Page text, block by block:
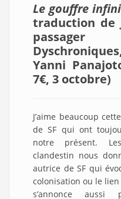
Le gouffre infini
traduction de
Yanni
7€, 3 octobre)
J’aime beaucoup
de SF qui ont
notre présent.
clandestin nous
autrice de SF qui
colonisation ou le
s’annonce aussi